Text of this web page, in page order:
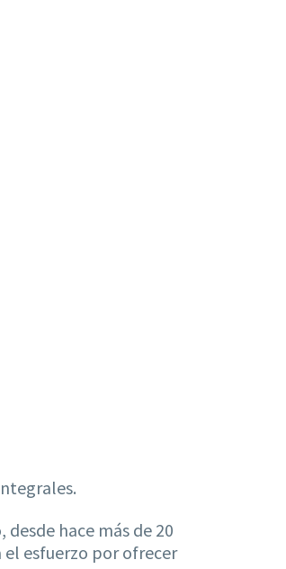
hace más de 20
el esfuerzo por ofrecer